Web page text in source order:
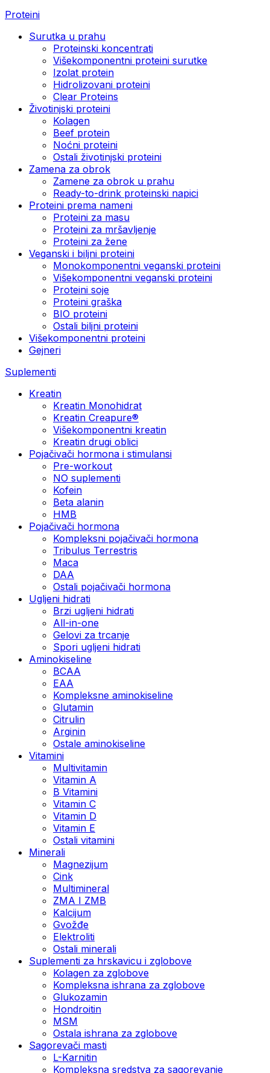
Proteini
Surutka u prahu
Proteinski koncentrati
Višekomponentni proteini surutke
Izolat protein
Hidrolizovani proteini
Clear Proteins
Životinjski proteini
Kolagen
Beef protein
Noćni proteini
Ostali životinjski proteini
Zamena za obrok
Zamene za obrok u prahu
Ready-to-drink proteinski napici
Proteini prema nameni
Proteini za masu
Proteini za mršavljenje
Proteini za žene
Veganski i biljni proteini
Monokomponentni veganski proteini
Višekomponentni veganski proteini
Proteini soje
Proteini graška
BIO proteini
Ostali biljni proteini
Višekomponentni proteini
Gejneri
Suplementi
Kreatin
Kreatin Monohidrat
Kreatin Creapure®
Višekomponentni kreatin
Kreatin drugi oblici
Pojačivači hormona i stimulansi
Pre-workout
NO suplementi
Kofein
Beta alanin
HMB
Pojačivači hormona
Kompleksni pojačivači hormona
Tribulus Terrestris
Maca
DAA
Ostali pojačivači hormona
Ugljeni hidrati
Brzi ugljeni hidrati
All-in-one
Gelovi za trcanje
Spori ugljeni hidrati
Aminokiseline
BCAA
ЕАА
Kompleksne aminokiseline
Glutamin
Citrulin
Arginin
Ostale aminokiseline
Vitamini
Multivitamin
Vitamin A
B Vitamini
Vitamin C
Vitamin D
Vitamin E
Ostali vitamini
Minerali
Magnezijum
Cink
Multimineral
ZMA I ZMB
Kalcijum
Gvožđe
Elektroliti
Ostali minerali
Suplementi za hrskavicu i zglobove
Kolagen za zglobove
Kompleksna ishrana za zglobove
Glukozamin
Hondroitin
MSM
Ostala ishrana za zglobove
Sagorevači masti
L-Karnitin
Kompleksna sredstva za sagorevanje